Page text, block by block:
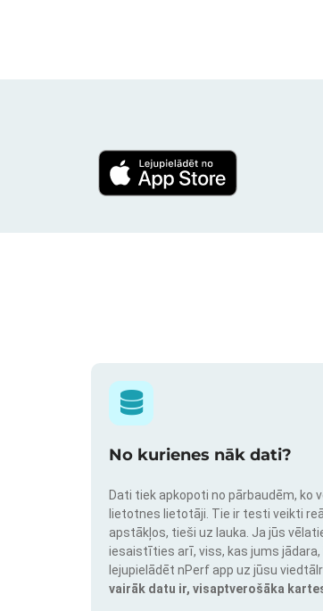
No kurienes nāk dati?
Dati tiek apkopoti no pārbaudēm, ko
lietotnes lietotāji. Tie ir testi veikti
apstākļos, tieši uz lauka. Ja jūs
iesaistīties arī, viss, kas jums jādara,
lejupielādēt nPerf app uz jūsu
vairāk datu ir, visaptverošāka